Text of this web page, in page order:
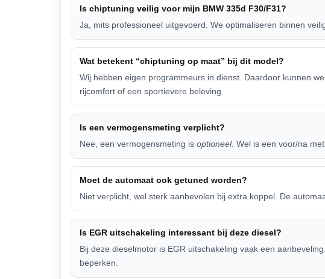
Is chiptuning veilig voor mijn BMW 335d F30/F31?
Ja, mits professioneel uitgevoerd. We optimaliseren binnen
Wat betekent “chiptuning op maat” bij dit model?
Wij hebben eigen programmeurs in dienst. Daardoor kunnen
rijcomfort of een sportievere beleving.
Is een vermogensmeting verplicht?
Nee, een vermogensmeting is optioneel. Wel is een voor/na
Moet de automaat ook getuned worden?
Niet verplicht, wel sterk aanbevolen bij extra koppel. De
Is EGR uitschakeling interessant bij deze diesel?
Bij deze dieselmotor is EGR uitschakeling vaak een
beperken.